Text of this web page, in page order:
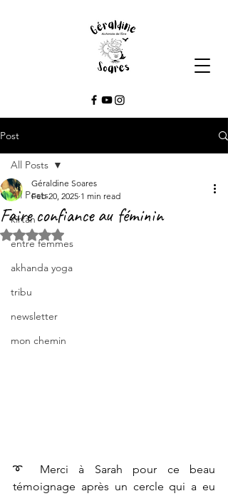
Post
All Posts
kirtan
entre femmes
akhanda yoga
tribu
newsletter
mon chemin
All Posts
Faire confiance au féminin
Géraldine Soares
Feb 20, 2025 1 min read
Rated NaN out of 5 stars.
➰ Merci à Sarah pour ce beau
témoignage après un cercle qui a eu